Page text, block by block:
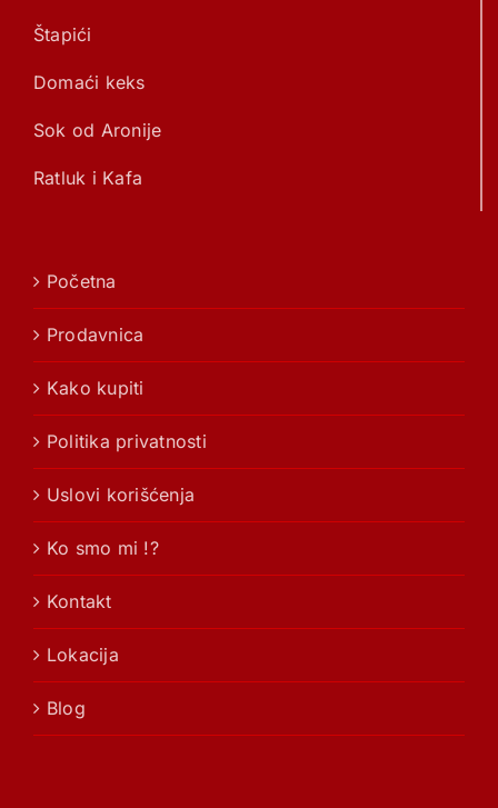
Štapići
Domaći keks
Sok od Aronije
Ratluk i Kafa
Početna
Prodavnica
Kako kupiti
Politika privatnosti
Uslovi korišćenja
Ko smo mi !?
Kontakt
Lokacija
Blog